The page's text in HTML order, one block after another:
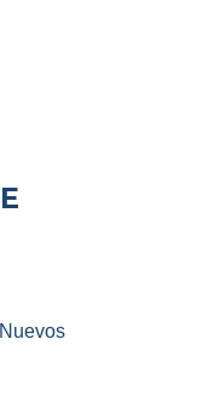
Nuevos